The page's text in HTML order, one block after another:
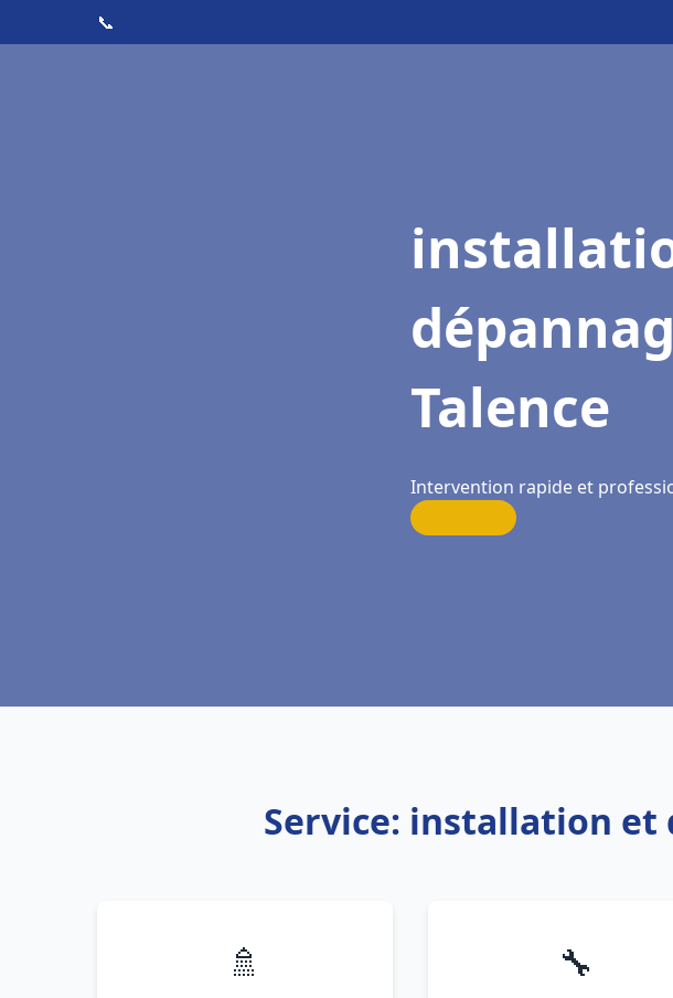
📞
Talence
Intervention rapide et
Service: installation et
🚿 🔧